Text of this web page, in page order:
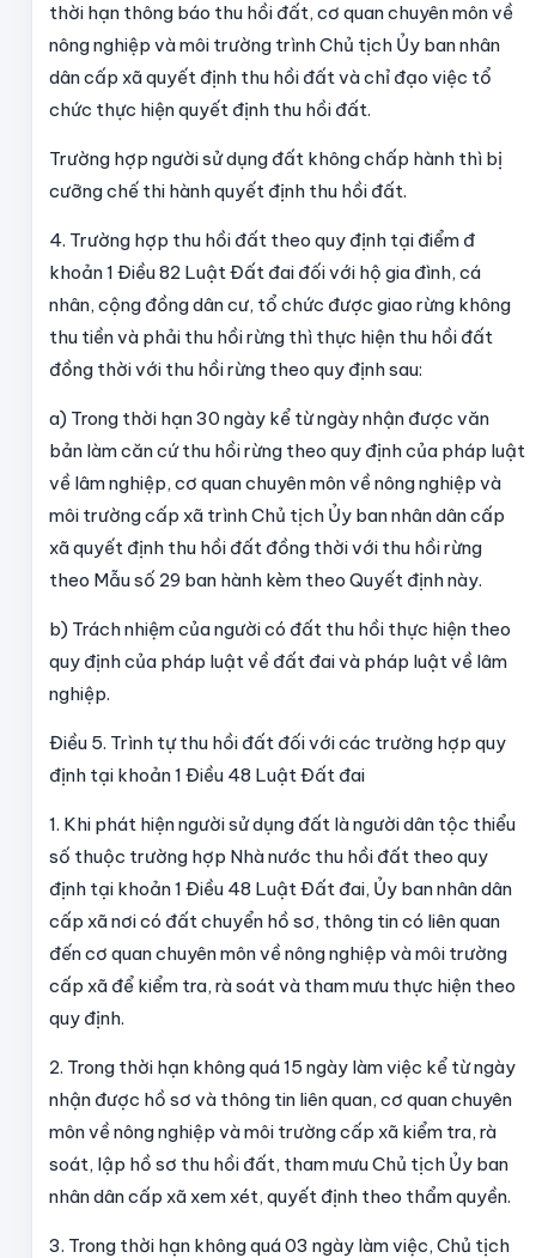
thời hạn thông báo thu hồi đất, cơ quan chuyên môn về
nông nghiệp và môi trường trình Chủ tịch Ủy ban nhân
dân cấp xã quyết định thu hồi đất và chỉ đạo việc tổ
chức thực hiện quyết định thu hồi đất.
Trường hợp người sử dụng đất không chấp hành thì bị
cưỡng chế thi hành quyết định thu hồi đất.
4. Trường hợp thu hồi đất theo quy định tại điểm đ
khoản 1 Điều 82 Luật Đất đai đối với hộ gia đình, cá
nhân, cộng đồng dân cư, tổ chức được giao rừng không
thu tiền và phải thu hồi rừng thì thực hiện thu hồi đất
đồng thời với thu hồi rừng theo quy định sau:
a) Trong thời hạn 30 ngày kể từ ngày nhận được văn
bản làm căn cứ thu hồi rừng theo quy định của pháp luật
về lâm nghiệp, cơ quan chuyên môn về nông nghiệp và
môi trường cấp xã trình Chủ tịch Ủy ban nhân dân cấp
xã quyết định thu hồi đất đồng thời với thu hồi rừng
theo Mẫu số 29 ban hành kèm theo Quyết định này.
b) Trách nhiệm của người có đất thu hồi thực hiện theo
quy định của pháp luật về đất đai và pháp luật về lâm
nghiệp.
Điều 5. Trình tự thu hồi đất đối với các trường hợp quy
định tại khoản 1 Điều 48 Luật Đất đai
1. Khi phát hiện người sử dụng đất là người dân tộc thiểu
số thuộc trường hợp Nhà nước thu hồi đất theo quy
định tại khoản 1 Điều 48 Luật Đất đai, Ủy ban nhân dân
cấp xã nơi có đất chuyển hồ sơ, thông tin có liên quan
đến cơ quan chuyên môn về nông nghiệp và môi trường
cấp xã để kiểm tra, rà soát và tham mưu thực hiện theo
quy định.
2. Trong thời hạn không quá 15 ngày làm việc kể từ ngày
nhận được hồ sơ và thông tin liên quan, cơ quan chuyên
môn về nông nghiệp và môi trường cấp xã kiểm tra, rà
soát, lập hồ sơ thu hồi đất, tham mưu Chủ tịch Ủy ban
nhân dân cấp xã xem xét, quyết định theo thẩm quyền.
3. Trong thời hạn không quá 03 ngày làm việc, Chủ tịch